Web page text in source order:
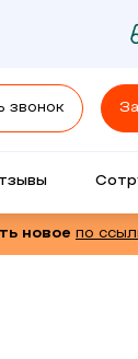
звонок
новое по